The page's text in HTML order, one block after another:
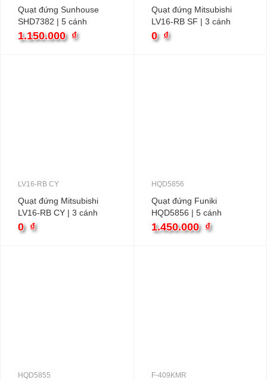
Quạt đứng Sunhouse
SHD7382 | 5 cánh
1.150.000 ₫
Quạt đứng Mitsubishi
LV16-RB SF | 3 cánh
0 ₫
LV16-RB CY
Quạt đứng Mitsubishi
LV16-RB CY | 3 cánh
0 ₫
HQD5856
Quạt đứng Funiki
HQD5856 | 5 cánh
1.450.000 ₫
HQD5855 F-409KMR